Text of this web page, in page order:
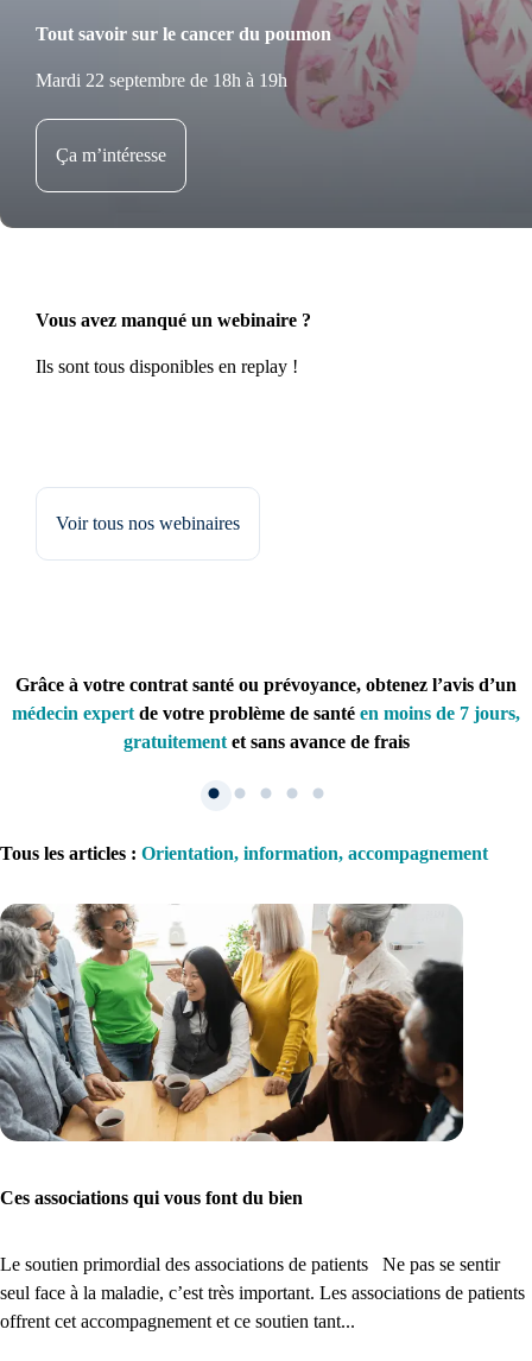
Tout savoir sur le cancer du poumon
Mardi 22 septembre de 18h à 19h
Ça m’intéresse
Vous avez manqué un webinaire ?
Ils sont tous disponibles en replay !
Voir tous nos webinaires
Grâce à votre contrat santé ou prévoyance, obtenez l’avis d’un
médecin expert de votre problème de santé en moins de 7 jours,
gratuitementet sans avance de frais
1. Inscription
Créez un compte et récupérez votre dossier médical en parallèle
Tous les articles : Orientation, information, accompagnement
Ces associations qui vous font du bien
Le soutien primordial des associations de patients Ne pas se sentir
seul face à la maladie, c’est très important. Les associations de patients
offrent cet accompagnement et ce soutien tant...